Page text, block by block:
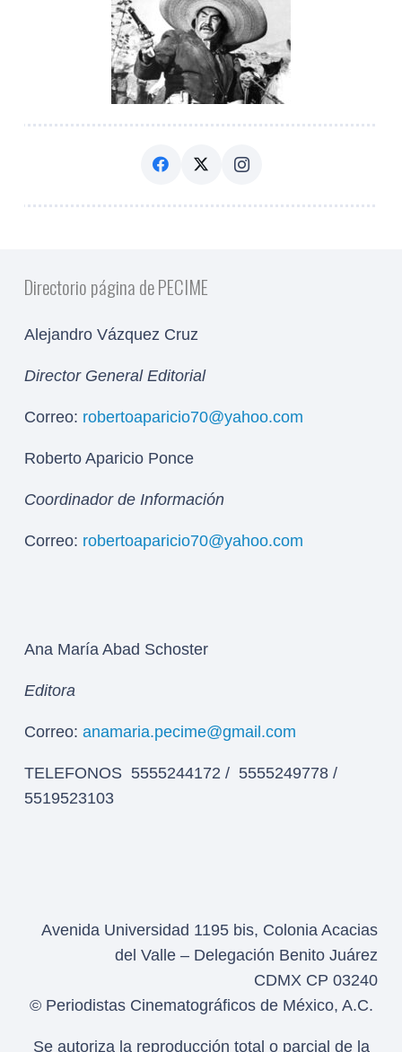
Directorio página de PECIME
Alejandro Vázquez Cruz
Director General Editorial
Correo: robertoaparicio70@yahoo.com
Roberto Aparicio Ponce
Coordinador de Información
Correo: robertoaparicio70@yahoo.com
Ana María Abad Schoster
Editora
Correo: anamaria.pecime@gmail.com
TELEFONOS 5555244172 / 5555249778 /
5519523103
Avenida Universidad 1195 bis, Colonia Acacias
del Valle – Delegación Benito Juárez
CDMX CP 03240
© Periodistas Cinematográficos de México, A.C.
Se autoriza la reproducción total o parcial de la